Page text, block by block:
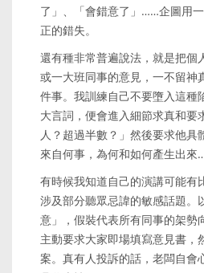
了」、「會錯意了」……企圖用
正的錯失。
還有種非常普遍說法，就是把個
或一大班同事的意見，一不留神
件事。我訓練自己不要墮入這種
大言詞，便會進入細節求真和要
人？超過半數？」然後要求他具
來自何事，為何和如何產生出
有時候我知道自己的演講可能有
涉及部分聽眾忌諱的敏感話題。
意」，假裝代表所有同事的架勢
主動要求大家即場填寫意見書，
案。真有人投訴的話，老闆自會